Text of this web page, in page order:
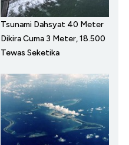
Tsunami Dahsyat 40 Meter
Dikira Cuma 3 Meter, 18.500
Tewas Seketika